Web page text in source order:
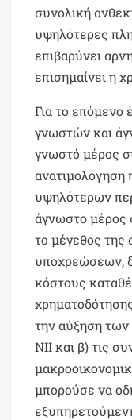
συνολική
υψηλότερες
επιβαρύνει
επισημαίνει η
Για το επόμενο
γνωστών και
γνωστό μέρος
ανατιμολόγηση
υψηλότερων
άγνωστο μέρος
το μέγεθος της
υποχρεώσεων,
κόστους
την αύξηση
NII και β) τις
μπορούσε να